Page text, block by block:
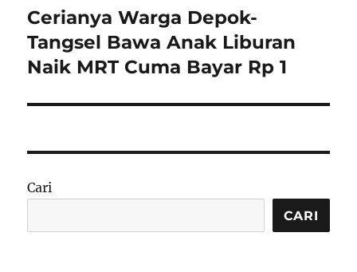
Next
post:
Cerianya Warga Depok-
Tangsel Bawa Anak Liburan
Naik MRT Cuma Bayar Rp 1
Cari
CARI